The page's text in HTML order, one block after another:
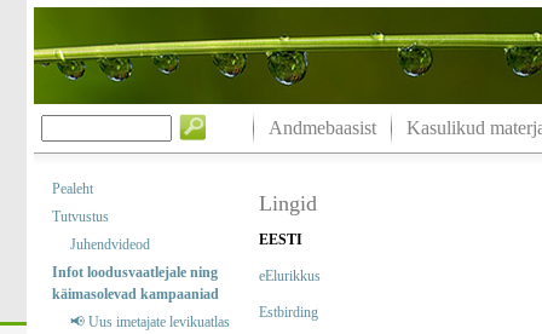
Andmebaasist Kasulikud
Pealeht
Tutvustus
Juhendvideod
Infot loodusvaatlejale ning
käimasolevad kampaaniad
📢 Uus imetajate levikuatlas
Lingid
EESTI
eElurikkus
Estbirding